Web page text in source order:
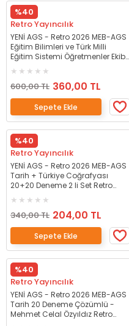
%40
Retro Yayıncılık
YENİ AGS - Retro 2026 MEB-AGS
Eğitim Bilimleri ve Türk Milli
Eğitim Sistemi Öğretmenler Ekibi
Yayıncılık
600,00 TL 360,00 TL
Sepete Ekle
%40
Retro Yayıncılık
YENİ AGS - Retro 2026 MEB-AGS
Tarih + Türkiye Coğrafyası
20+20 Deneme 2 li Set Retro
340,00 TL 204,00 TL
Sepete Ekle
%40
Retro Yayıncılık
YENİ AGS - Retro 2026 MEB-AGS
Tarih 20 Deneme Çözümlü -
Mehmet Celal Özyıldız Retro